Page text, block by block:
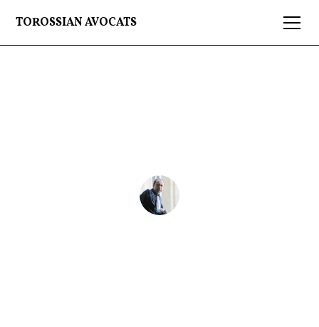
TOROSSIAN AVOCATS